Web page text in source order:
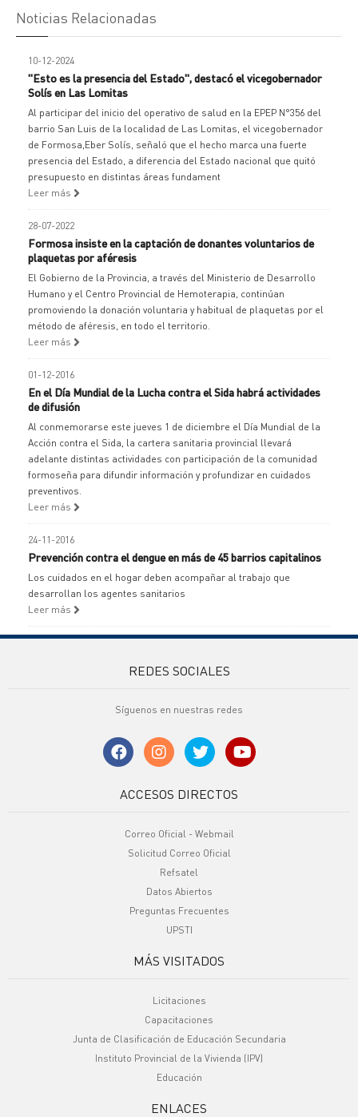
Noticias Relacionadas
10-12-2024
"Esto es la presencia del Estado", destacó el vicegobernador
Solís en Las Lomitas
Al participar del inicio del operativo de salud en la EPEP N°356 del
barrio San Luis de la localidad de Las Lomitas, el vicegobernador
de Formosa,Eber Solís, señaló que el hecho marca una fuerte
presencia del Estado, a diferencia del Estado nacional que quitó
presupuesto en distintas áreas fundament
Leer más
28-07-2022
Formosa insiste en la captación de donantes voluntarios de
plaquetas por aféresis
El Gobierno de la Provincia, a través del Ministerio de Desarrollo
Humano y el Centro Provincial de Hemoterapia, continúan
promoviendo la donación voluntaria y habitual de plaquetas por el
método de aféresis, en todo el territorio.
Leer más
01-12-2016
En el Día Mundial de la Lucha contra el Sida habrá actividades
de difusión
Al conmemorarse este jueves 1 de diciembre el Día Mundial de la
Acción contra el Sida, la cartera sanitaria provincial llevará
adelante distintas actividades con participación de la comunidad
formoseña para difundir información y profundizar en cuidados
preventivos.
Leer más
24-11-2016
Prevención contra el dengue en más de 45 barrios capitalinos
Los cuidados en el hogar deben acompañar al trabajo que
desarrollan los agentes sanitarios
Leer más
REDES SOCIALES
Síguenos en nuestras redes
ACCESOS DIRECTOS
Correo Oficial - Webmail
Solicitud Correo Oficial
Refsatel
Datos Abiertos
Preguntas Frecuentes
UPSTI
MÁS VISITADOS
Licitaciones
Capacitaciones
Junta de Clasificación de Educación Secundaria
Instituto Provincial de la Vivienda (IPV)
Educación
ENLACES